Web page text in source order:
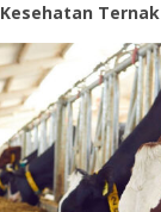
Kesehatan Ternak